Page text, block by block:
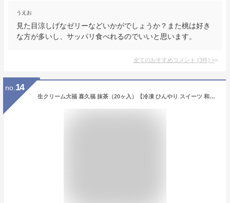
うえお
見た目涼しげなゼリーなどいかがでしょうか？また桃は好き
な方が多いし、サッパリ食べれるのでいいと思います。
全てのおすすめコメント (3件) >
no. 14
生クリーム大福 喜久福 抹茶（20ヶ入）【冷凍 ひんやり スイーツ 和菓子 お菓子 お礼 お返し ご挨拶 ギフト 詰め合わせ プレゼント 贈答 個包装 仙台 お土産 宮城 老舗 内祝い 出産祝い プチギフト 】